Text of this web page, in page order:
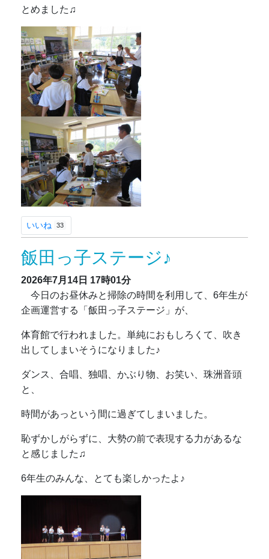
とめました♫
いいね 33
飯田っ子ステージ♪
2026年7月14日 17時01分
今日のお昼休みと掃除の時間を利用して、6年生が
企画運営する「飯田っ子ステージ」が、
体育館で行われました。単純におもしろくて、吹き
出してしまいそうになりました♪
ダンス、合唱、独唱、かぶり物、お笑い、珠洲音頭
と、
時間があっという間に過ぎてしまいました。
恥ずかしがらずに、大勢の前で表現する力があるな
と感じました♫
6年生のみんな、とても楽しかったよ♪